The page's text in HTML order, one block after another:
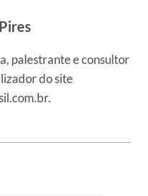
palestrante e consultor
do site